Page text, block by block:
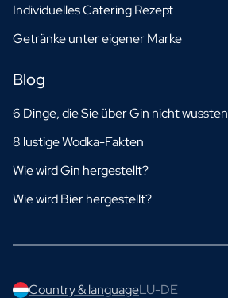
Individuelles Catering Rezept
Getränke unter eigener Marke
Blog
6 Dinge, die Sie über Gin nicht wussten
8 lustige Wodka-Fakten
Wie wird Gin hergestellt?
Wie wird Bier hergestellt?
Country & languageLU-DE